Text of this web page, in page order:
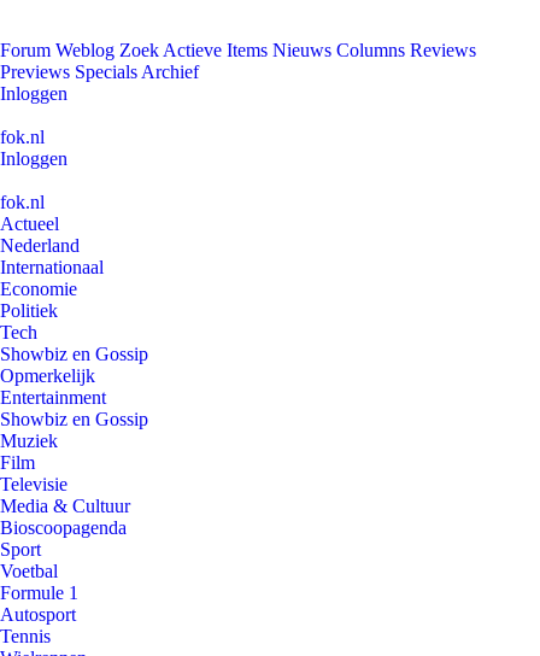
Forum Weblog Zoek Actieve Items Nieuws Columns Reviews
Previews Specials Archief
Inloggen
fok.nl
Inloggen
fok.nl
Actueel
Nederland
Internationaal
Economie
Politiek
Tech
Showbiz en Gossip
Opmerkelijk
Entertainment
Showbiz en Gossip
Muziek
Film
Televisie
Media & Cultuur
Bioscoopagenda
Sport
Voetbal
Formule 1
Autosport
Tennis